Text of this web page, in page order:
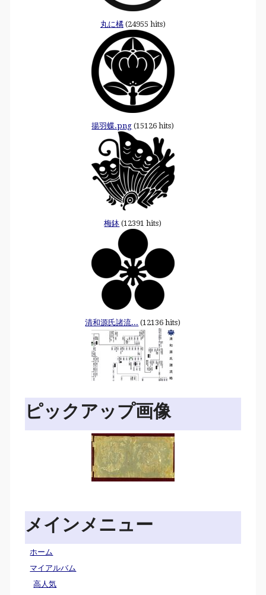
丸に橘(24955 hits)
揚羽蝶.png (15126 hits)
梅鉢 (12391 hits)
清和源氏諸流... (12136 hits)
ピックアップ画像
メインメニュー
ホーム
マイアルバム
高人気